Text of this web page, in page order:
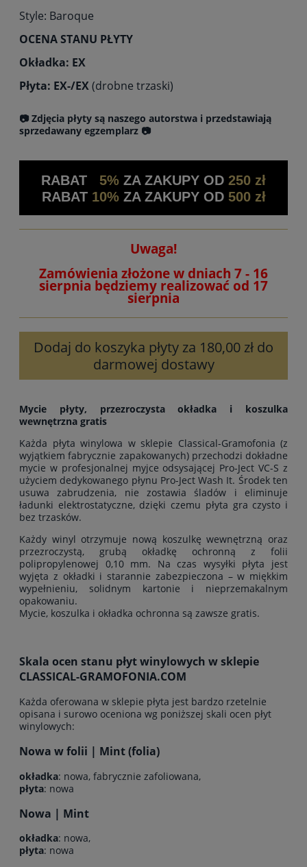
Style: Baroque
OCENA STANU PŁYTY
Okładka: EX
Płyta: EX-/EX(drobne trzaski)
📷 Zdjęcia płyty są naszego autorstwa i przedstawiają
sprzedawany egzemplarz 📷
RABAT 5% ZA ZAKUPY OD 250 zł
RABAT 10%ZA ZAKUPY OD 500 zł
Uwaga!
Zamówienia złożone w dniach 7 - 16
sierpnia będziemy realizować od 17
sierpnia
Dodaj do koszyka płyty za 180,00 zł do
darmowej dostawy
Mycie płyty, przezroczysta okładka i koszulka
wewnętrzna gratis
Każda płyta winylowa w sklepie Classical-Gramofonia (z
wyjątkiem fabrycznie zapakowanych) przechodzi dokładne
mycie w profesjonalnej myjce odsysającej Pro-Ject VC-S z
użyciem dedykowanego płynu Pro-Ject Wash It. Środek ten
usuwa zabrudzenia, nie zostawia śladów i eliminuje
ładunki elektrostatyczne, dzięki czemu płyta gra czysto i
bez trzasków.
Każdy winyl otrzymuje nową koszulkę wewnętrzną oraz
przezroczystą, grubą okładkę ochronną z folii
polipropylenowej 0,10 mm. Na czas wysyłki płyta jest
wyjęta z okładki i starannie zabezpieczona – w miękkim
wypełnieniu, solidnym kartonie i nieprzemakalnym
opakowaniu.
Mycie, koszulka i okładka ochronna są zawsze gratis.
Skala ocen stanu płyt winylowych w sklepie
CLASSICAL-GRAMOFONIA.COM
Każda oferowana w sklepie płyta jest bardzo rzetelnie
opisana i surowo oceniona wg poniższej skali ocen płyt
winylowych:
Nowa w folii | Mint (folia)
okładka: nowa, fabrycznie zafoliowana,
płyta: nowa
Nowa | Mint
okładka: nowa,
płyta: nowa